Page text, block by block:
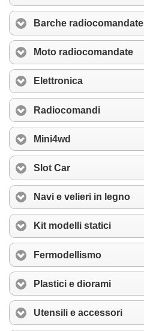
Barche radiocomandate
Moto radiocomandate
Elettronica
Radiocomandi
Mini4wd
Slot Car
Navi e velieri in legno
Kit modelli statici
Fermodellismo
Plastici e diorami
Utensili e accessori